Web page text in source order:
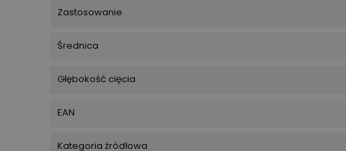
Zastosowanie
Średnica
Głębokość cięcia
EAN
Kategoria źródłowa